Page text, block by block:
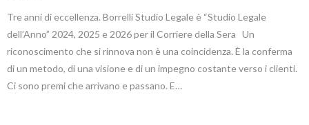
Tre anni di eccellenza. Borrelli Studio Legale è “Studio Legale
dell’Anno” 2024, 2025 e 2026 per il Corriere della Sera Un
riconoscimento che si rinnova non è una coincidenza. È la conferma
di un metodo, di una visione e di un impegno costante verso i clienti.
Ci sono premi che arrivano e passano. E…